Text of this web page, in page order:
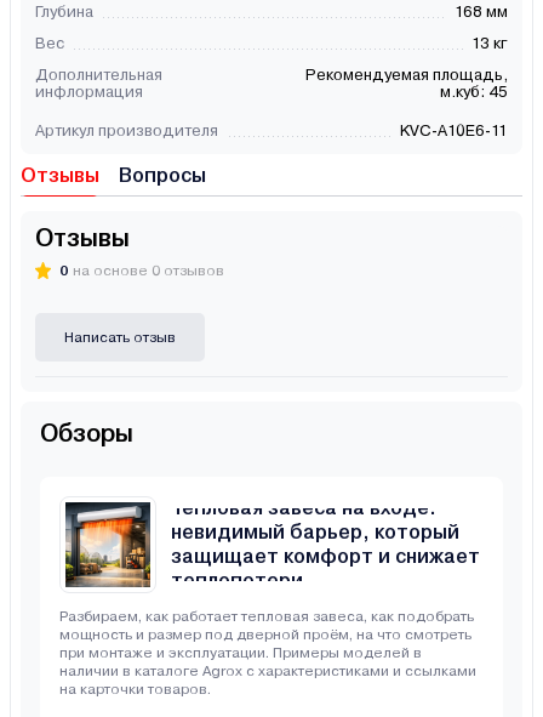
Глубина
168 мм
Вес
13 кг
Дополнительная
инфлормация
Рекомендуемая площадь,
м.куб: 45
Артикул производителя KVC-A10E6-11
Отзывы Вопросы
Отзывы
0 на основе 0 отзывов
Написать отзыв
Обзоры
Тепловая завеса на входе:
невидимый барьер, который
защищает комфорт и снижает
теплопотери
Разбираем, как работает тепловая завеса, как подобрать
мощность и размер под дверной проём, на что смотреть
при монтаже и эксплуатации. Примеры моделей в
наличии в каталоге Agrox с характеристиками и ссылками
на карточки товаров.